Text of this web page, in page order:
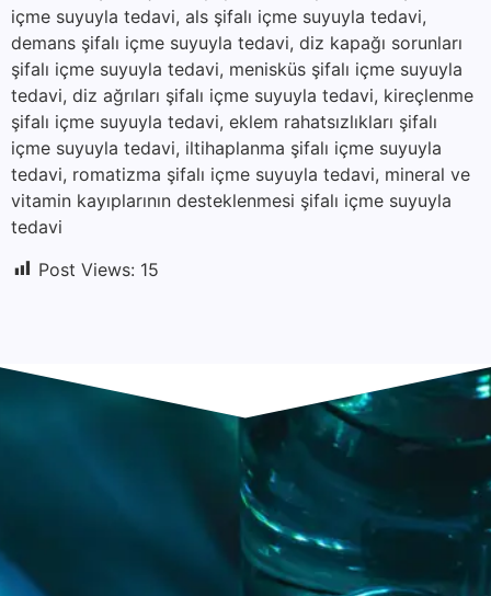
içme suyuyla tedavi, als şifalı içme suyuyla tedavi,
demans şifalı içme suyuyla tedavi, diz kapağı sorunları
şifalı içme suyuyla tedavi, menisküs şifalı içme suyuyla
tedavi, diz ağrıları şifalı içme suyuyla tedavi, kireçlenme
şifalı içme suyuyla tedavi, eklem rahatsızlıkları şifalı
içme suyuyla tedavi, iltihaplanma şifalı içme suyuyla
tedavi, romatizma şifalı içme suyuyla tedavi, mineral ve
vitamin kayıplarının desteklenmesi şifalı içme suyuyla
tedavi
Post Views: 15